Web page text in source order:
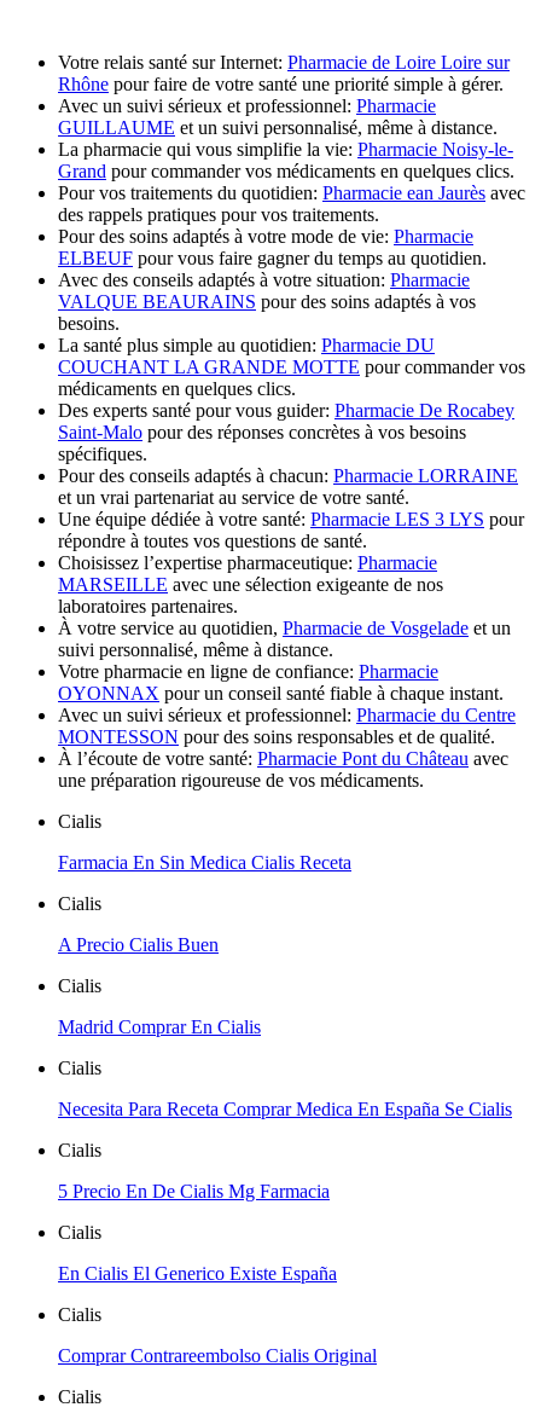
Votre relais santé sur Internet: Pharmacie de Loire Loire sur
Rhône pour faire de votre santé une priorité simple à gérer.
Avec un suivi sérieux et professionnel: Pharmacie
GUILLAUME et un suivi personnalisé, même à distance.
La pharmacie qui vous simplifie la vie: Pharmacie Noisy-le-
Grand pour commander vos médicaments en quelques clics.
Pour vos traitements du quotidien: Pharmacie ean Jaurès avec
des rappels pratiques pour vos traitements.
Pour des soins adaptés à votre mode de vie: Pharmacie
ELBEUF pour vous faire gagner du temps au quotidien.
Avec des conseils adaptés à votre situation: Pharmacie
VALQUE BEAURAINS pour des soins adaptés à vos
besoins.
La santé plus simple au quotidien: Pharmacie DU
COUCHANT LA GRANDE MOTTE pour commander vos
médicaments en quelques clics.
Des experts santé pour vous guider: Pharmacie De Rocabey
Saint-Malo pour des réponses concrètes à vos besoins
spécifiques.
Pour des conseils adaptés à chacun: Pharmacie LORRAINE
et un vrai partenariat au service de votre santé.
Une équipe dédiée à votre santé: Pharmacie LES 3 LYS pour
répondre à toutes vos questions de santé.
Choisissez l’expertise pharmaceutique: Pharmacie
MARSEILLE avec une sélection exigeante de nos
laboratoires partenaires.
À votre service au quotidien, Pharmacie de Vosgelade et un
suivi personnalisé, même à distance.
Votre pharmacie en ligne de confiance: Pharmacie
OYONNAX pour un conseil santé fiable à chaque instant.
Avec un suivi sérieux et professionnel: Pharmacie du Centre
MONTESSON pour des soins responsables et de qualité.
À l’écoute de votre santé: Pharmacie Pont du Château avec
une préparation rigoureuse de vos médicaments.
Cialis
Farmacia En Sin Medica Cialis Receta
Cialis
A Precio Cialis Buen
Cialis
Madrid Comprar En Cialis
Cialis
Necesita Para Receta Comprar Medica En España Se Cialis
Cialis
5 Precio En De Cialis Mg Farmacia
Cialis
En Cialis El Generico Existe España
Cialis
Comprar Contrareembolso Cialis Original
Cialis